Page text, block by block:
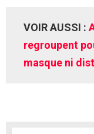
VOIR AUSSI :
regroupent
masque ni